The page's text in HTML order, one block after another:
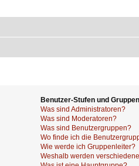
Benutzer-Stufen und Gruppen
Was sind Administratoren?
Was sind Moderatoren?
Was sind Benutzergruppen?
Wo finde ich die
Wie werde ich Gruppenleiter?
Weshalb werden